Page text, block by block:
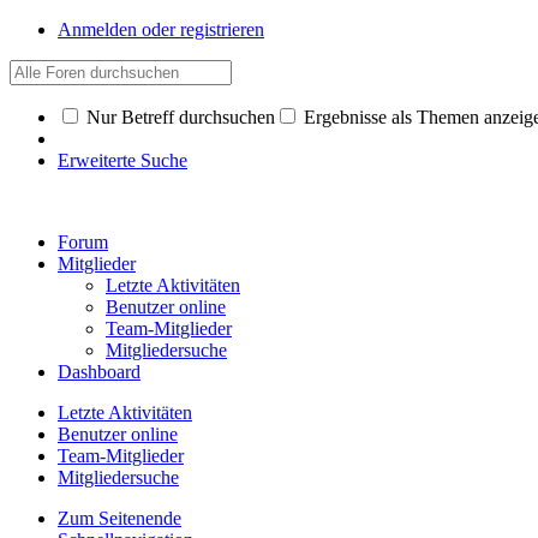
Anmelden oder registrieren
Nur Betreff durchsuchen Ergebnisse als Themen
Erweiterte Suche
Forum
Mitglieder
Letzte Aktivitäten
Benutzer online
Team-Mitglieder
Mitgliedersuche
Dashboard
Letzte Aktivitäten
Benutzer online
Team-Mitglieder
Mitgliedersuche
Zum Seitenende